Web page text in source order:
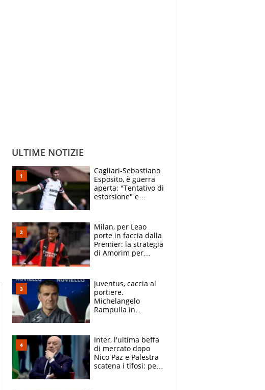
ULTIME NOTIZIE
Cagliari-Sebastiano
Esposito, è guerra
aperta: "Tentativo di
estorsione" e
Milan, per Leao
porte in faccia dalla
Premier: la strategia
di Amorim per
dopo il derby
Juventus, caccia al
portiere.
Michelangelo
Rampulla in
Roba da Lega Pro.
Caprile profilo
giusto”
Inter, l'ultima beffa
di mercato dopo
Nico Paz e Palestra
scatena i tifosi: per